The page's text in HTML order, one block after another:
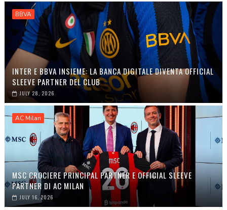
BBVA
INTER E BBVA INSIEME: LA BANCA DIGITALE DIVENTA OFFICIAL
SLEEVE PARTNER DEL CLUB
JULY 28, 2026
AC Milan
MSC CROCIERE PRINCIPAL PARTNER E OFFICIAL SLEEVE
PARTNER DI AC MILAN
JULY 16, 2026